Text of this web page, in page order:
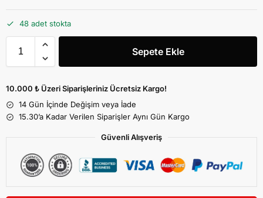
48 adet stokta
Sepete Ekle
10.000 ₺ Üzeri Siparişleriniz Ücretsiz Kargo!
14 Gün İçinde Değişim veya İade
15.30’a Kadar Verilen Siparişler Aynı Gün Kargo
Güvenli Alışveriş